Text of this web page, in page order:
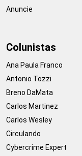
Anuncie
Colunistas
Ana Paula Franco
Antonio Tozzi
Breno DaMata
Carlos Martinez
Carlos Wesley
Circulando
Cybercrime Expert